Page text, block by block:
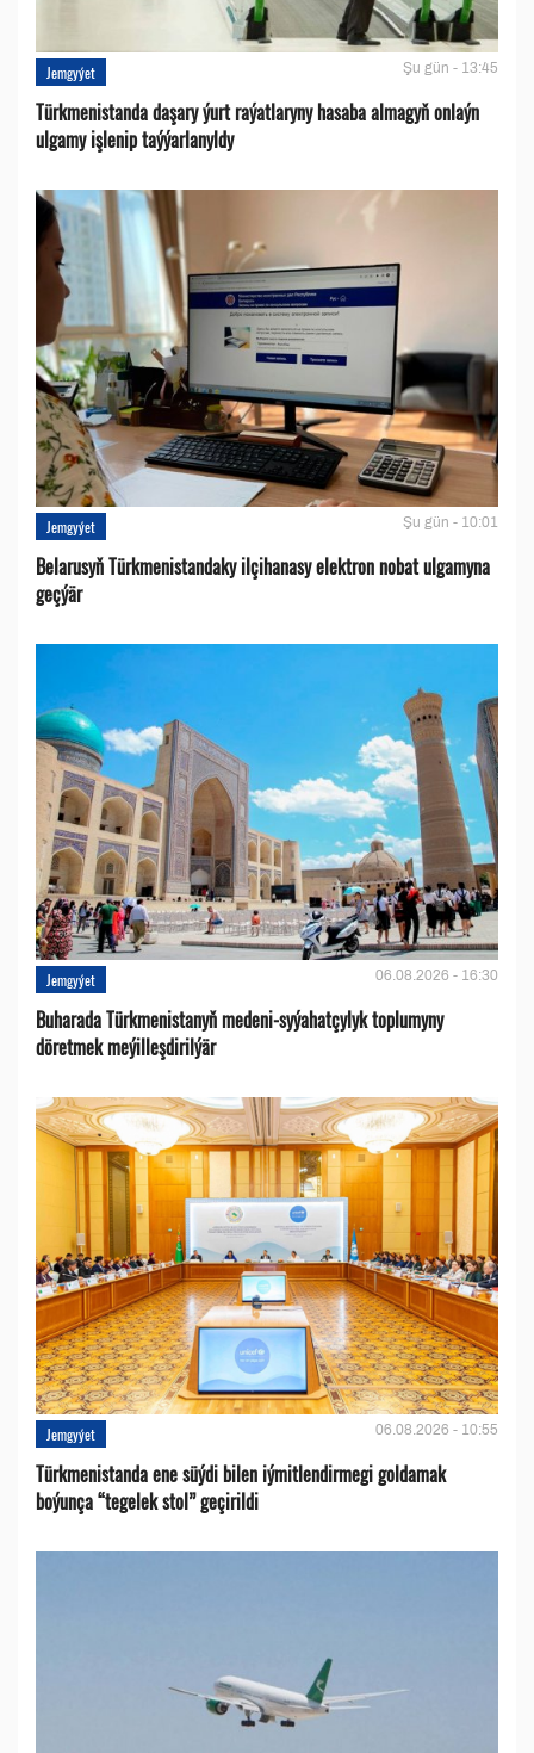
Jemgyýet Şu gün - 13:45
Türkmenistanda daşary ýurt raýatlaryny hasaba almagyň onlaýn
ulgamy işlenip taýýarlanyldy
Jemgyýet Şu gün - 10:01
Belarusyň Türkmenistandaky ilçihanasy elektron nobat ulgamyna
geçýär
Jemgyýet 06.08.2026 - 16:30
Buharada Türkmenistanyň medeni-syýahatçylyk toplumyny
döretmek meýilleşdirilýär
Jemgyýet 06.08.2026 - 10:55
Türkmenistanda ene süýdi bilen iýmitlendirmegi goldamak
boýunça “tegelek stol” geçirildi